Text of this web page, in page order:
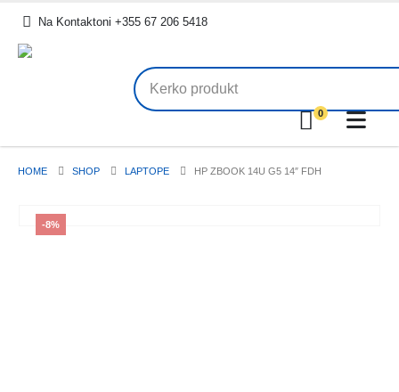
Na Kontaktoni +355 67 206 5418
0
HOME SHOP LAPTOPE HP ZBOOK 14U G5 14″ FDH
-8%